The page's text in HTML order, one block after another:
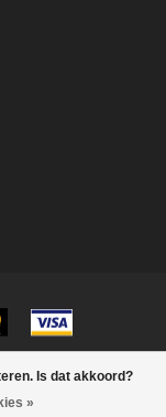
Is dat akkoord?
»